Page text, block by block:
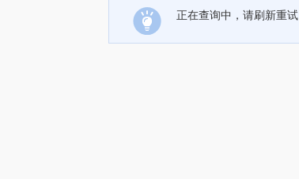
正在查询中，请刷新重试